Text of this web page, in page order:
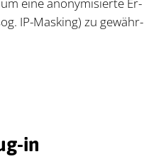
IP-Mas­king) zu ge­währ­
in